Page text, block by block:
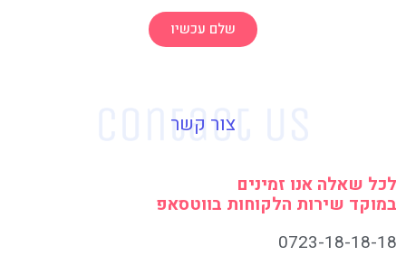
שלם עכשיו
צור קשר
לכל שאלה אנו זמינים
במוקד שירות הלקוחות בווטסאפ
0723-18-18-18